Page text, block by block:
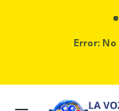
Error:No